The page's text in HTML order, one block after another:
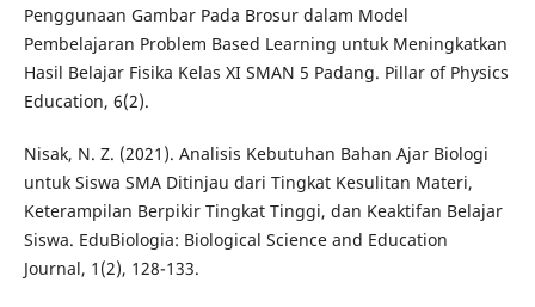
Penggunaan Gambar Pada Brosur dalam Model
Pembelajaran Problem Based Learning untuk Meningkatkan
Hasil Belajar Fisika Kelas XI SMAN 5 Padang. Pillar of Physics
Education, 6(2).
Nisak, N. Z. (2021). Analisis Kebutuhan Bahan Ajar Biologi
untuk Siswa SMA Ditinjau dari Tingkat Kesulitan Materi,
Keterampilan Berpikir Tingkat Tinggi, dan Keaktifan Belajar
Siswa. EduBiologia: Biological Science and Education
Journal, 1(2), 128-133.